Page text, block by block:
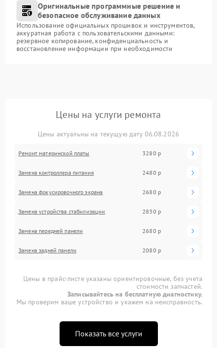
Оригинальные программные решение и
безопасное обслуживание данных
Использование официальных прошивок и инструментов,
аккуратная работа с пользовательскими данными:
резервное копирование, конфиденциальность и
восстановление информации при необходимости
Цены на услуги ремонта
Цены актуальны на текущую дату 06.08.2026
Ремонт материнской платы 3280 р
Замена контроллера питания 2480 р
Замена фокусировочного экрана 2680 р
Замена устройства стабилизации 2830 р
Замена передней панели 2680 р
Замена задней панели 2080 р
Цены в прайс-листе указаны ориентировочные, без учета
стоимости запчастей.
Записывайтесь на бесплатную диагностику.
Мы проверим ваше устройство и укажем на неисправность.
Показать все услуги